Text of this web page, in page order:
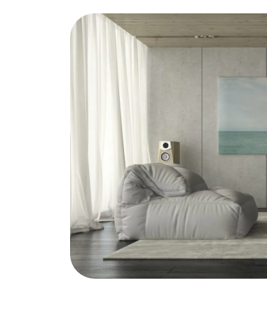
מקום של מקצוענים על לב טוב ורצון אדיר
לתת מענה לכל לקוח. אצלם מצאתי את
דב